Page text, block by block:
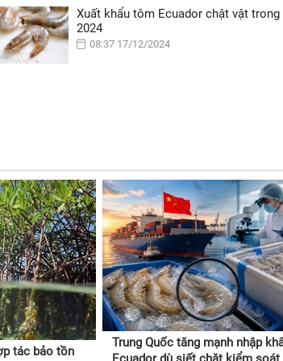
Xuất khẩu tôm Ecuador chật vật trong
2024
08:37 17/12/2024
tác bảo tồn
Trung Quốc tăng mạnh nhập